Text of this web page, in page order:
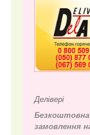
Делівері
замовлення